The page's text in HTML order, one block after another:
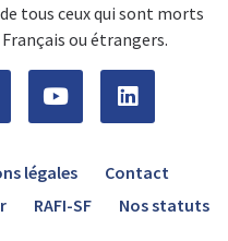
tous ceux qui sont morts
ou étrangers.
légales
Contact
RAFI-SF Nos statuts